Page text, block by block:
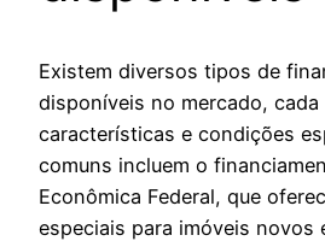
Existem diversos tipos de
disponíveis no mercado, cada
características e condições
comuns incluem o
Econômica Federal, que
especiais para imóveis novos